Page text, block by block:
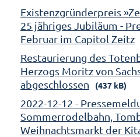
Existenzgründerpreis
25 jähriges Jubiläum -
Februar im Capitol Zeitz
Restaurierung des
Herzogs Moritz von
abgeschlossen
(437 kB)
2022-12-12 -
Sommerrodelbahn,
Weihnachtsmarkt der